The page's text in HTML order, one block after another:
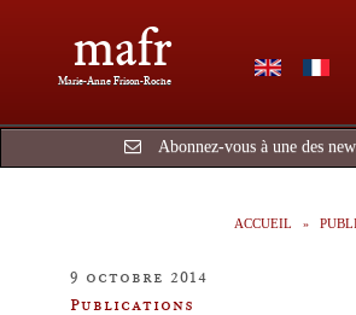
mafr
Marie-Anne Frison-Roche
Abonnez-vous à une des
ACCUEIL
9 octobre 2014
Publications